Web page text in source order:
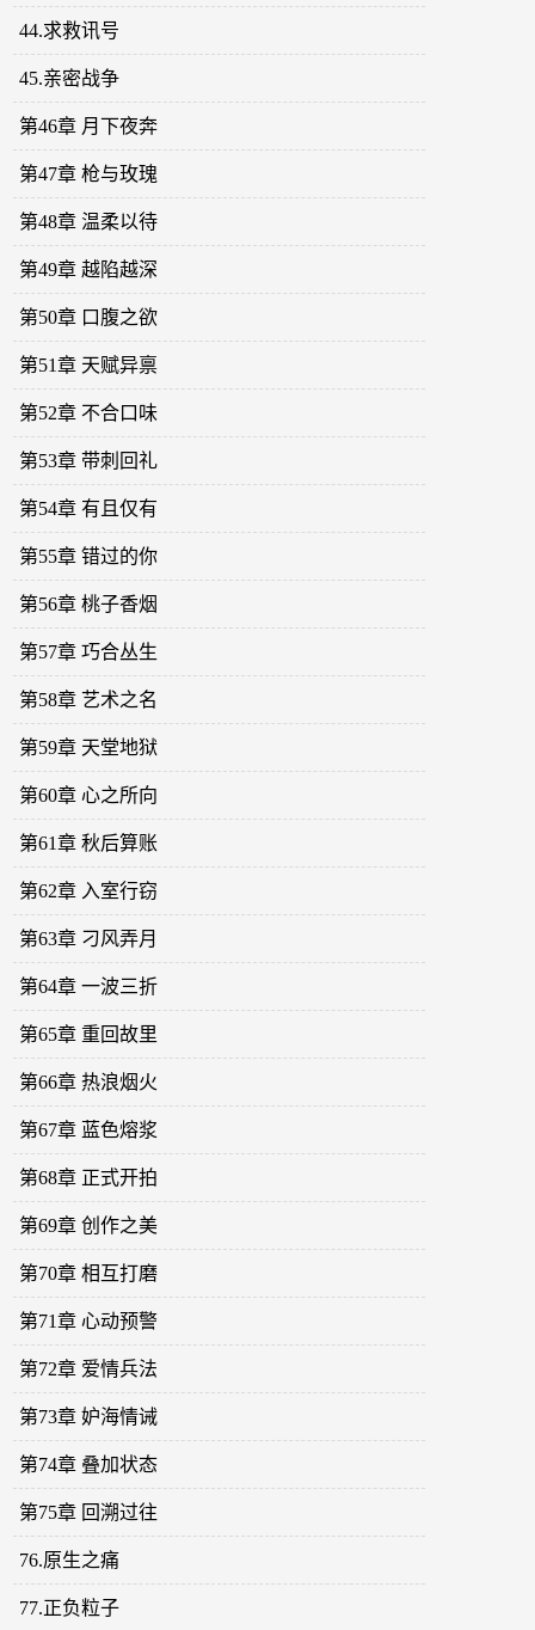
44.求救讯号
45.亲密战争
第46章 月下夜奔
第47章 枪与玫瑰
第48章 温柔以待
第49章 越陷越深
第50章 口腹之欲
第51章 天赋异禀
第52章 不合口味
第53章 带刺回礼
第54章 有且仅有
第55章 错过的你
第56章 桃子香烟
第57章 巧合丛生
第58章 艺术之名
第59章 天堂地狱
第60章 心之所向
第61章 秋后算账
第62章 入室行窃
第63章 刁风弄月
第64章 一波三折
第65章 重回故里
第66章 热浪烟火
第67章 蓝色熔浆
第68章 正式开拍
第69章 创作之美
第70章 相互打磨
第71章 心动预警
第72章 爱情兵法
第73章 妒海情诫
第74章 叠加状态
第75章 回溯过往
76.原生之痛
77.正负粒子